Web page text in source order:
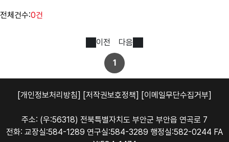
전체건수:0건
이전
1
다음
[개인정보처리방침] [저작권보호정책] [이메일무단수집거부]
주소: (우:56318) 전북특별자치도 부안군 부안읍 연곡로 7
전화: 교장실:584-1289 연구실:584-3289 행정실:582-0244 FA